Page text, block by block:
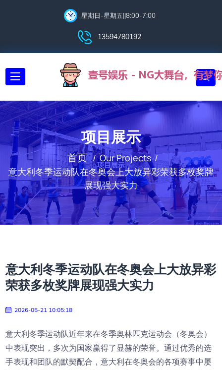
星期日-星期五||8:00-7:00
13594780192
项目展示
首页
Our Projects
意大利冬季运动队在冬奥会上大放异彩荣获多枚奖牌
展现强大实力
意大利冬季运动队在冬奥会上大放异彩
荣获多枚奖牌展现强大实力
2026-05-21 10:05:18
意大利冬季运动队近年来在冬季奥林匹克运动会（冬奥会）
中表现突出，多次为国家赢得了显赫的荣誉。通过优秀的选
手表现和团队的默契配合，意大利在冬奥会的各项赛事中屡